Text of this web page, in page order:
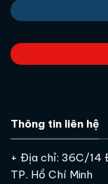
Thông tin liên hệ
+ Địa chỉ: 36C/14
TP. Hồ Chí Minh